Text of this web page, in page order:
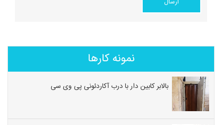
نمونه کارها
بالابر کابین دار با درب آکاردئونی پی وی سی